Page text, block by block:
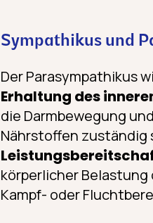
Sympathikus und
Der Parasympathikus
Erhaltung des
die Darmbewegung
Nährstoffen zuständig
körperlicher
Kampf- oder